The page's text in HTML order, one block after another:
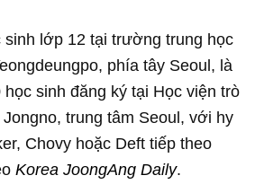
sinh lớp 12 tại trường trung học
phía tây Seoul, là
sinh đăng ký tại Học viện trò
trung tâm Seoul, với hy
Chovy hoặc Deft tiếp theo
Korea JoongAng Daily.